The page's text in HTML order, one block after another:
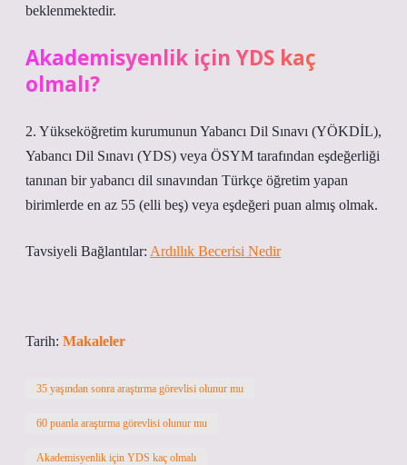
beklenmektedir.
Akademisyenlik için YDS kaç
olmalı?
2. Yükseköğretim kurumunun Yabancı Dil Sınavı (YÖKDİL),
Yabancı Dil Sınavı (YDS) veya ÖSYM tarafından eşdeğerliği
tanınan bir yabancı dil sınavından Türkçe öğretim yapan
birimlerde en az 55 (elli beş) veya eşdeğeri puan almış olmak.
Tavsiyeli Bağlantılar: Ardıllık Becerisi Nedir
Tarih: Makaleler
35 yaşından sonra araştırma görevlisi olunur mu
60 puanla araştırma görevlisi olunur mu
Akademisyenlik için YDS kaç olmalı